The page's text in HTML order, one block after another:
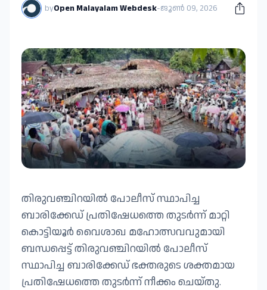
byOpen Malayalam Webdesk-ജൂൺ 09, 2026
തിരുവഞ്ചിറയിൽ പോലീസ് സ്ഥാപിച്ച
ബാരിക്കേഡ് പ്രതിഷേധത്തെ തുടർന്ന് മാറ്റി ​
കൊട്ടിയൂർ വൈശാഖ മഹോത്സവവുമായി
ബന്ധപ്പെട്ട് തിരുവഞ്ചിറയിൽ പോലീസ്
സ്ഥാപിച്ച ബാരിക്കേഡ് ഭക്തരുടെ ശക്തമായ
പ്രതിഷേധത്തെ തുടർന്ന് നീക്കം ചെയ്തു.